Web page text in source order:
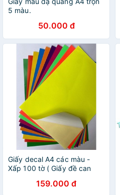
5 màu.
50.000 đ
Giấy decal A4 các màu -
Xấp 100 tờ ( Giấy đề can
159.000 đ